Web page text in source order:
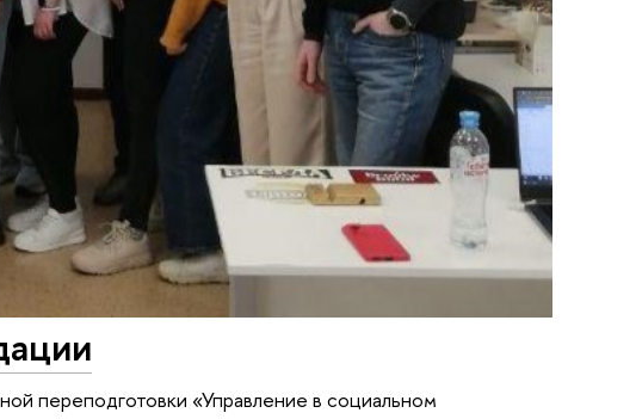
переподготовки «Управление в социальном